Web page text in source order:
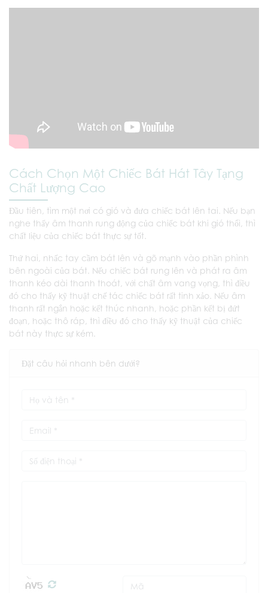
Cách Chọn Một Chiếc Bát Hát Tây Tạng
Chất Lượng Cao
Đầu tiên, tìm một nơi có gió và đưa chiếc bát lên tai. Nếu bạn
nghe thấy âm thanh rung động của chiếc bát khi gió thổi, thì
chất liệu của chiếc bát thực sự tốt.
Thứ hai, nhấc tay cầm bát lên và gõ mạnh vào phần phình
bên ngoài của bát. Nếu chiếc bát rung lên và phát ra âm
thanh kéo dài thanh thoát, với chất âm vang vọng, thì điều
đó cho thấy kỹ thuật chế tác chiếc bát rất tinh xảo. Nếu âm
thanh rất ngắn hoặc kết thúc nhanh, hoặc phần kết bị đứt
đoạn, hoặc thô ráp, thì điều đó cho thấy kỹ thuật của chiếc
bát này thực sự kém.
Đặt câu hỏi nhanh bên dưới?